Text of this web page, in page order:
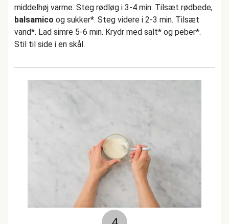
middelhøj varme. Steg rødløg i 3-4 min. Tilsæt rødbede,
balsamico og sukker*. Steg videre i 2-3 min. Tilsæt
vand*. Lad simre 5-6 min. Krydr med salt* og peber*.
Stil til side i en skål.